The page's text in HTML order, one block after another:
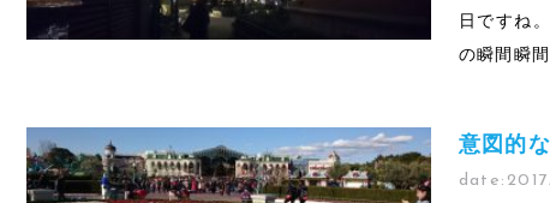
日ですね
の瞬間瞬
意図的
date: